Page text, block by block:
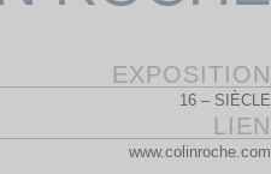
EXPOSITION
16 – SIÈCLE
LIEN
www.colinroche.com